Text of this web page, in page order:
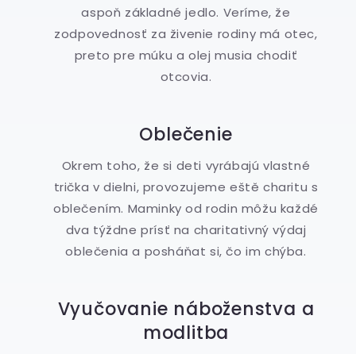
aspoň základné jedlo. Veríme, že
zodpovednosť za živenie rodiny má otec,
preto pre múku a olej musia chodiť
otcovia.
Oblečenie
Okrem toho, že si deti vyrábajú vlastné
trička v dielni, provozujeme eště charitu s
oblečením. Maminky od rodin môžu každé
dva týždne prísť na charitativný výdaj
oblečenia a posháňat si, čo im chýba.
Vyučovanie náboženstva a
modlitba